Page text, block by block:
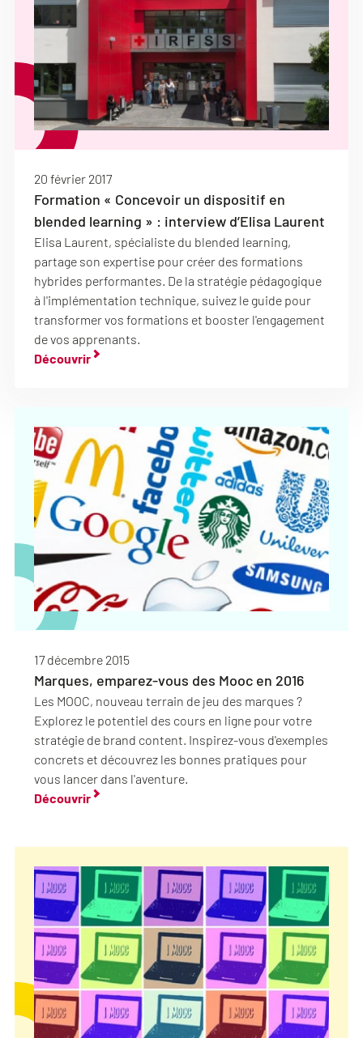
20 février 2017
Formation « Concevoir un dispositif en
blended learning » : interview d’Elisa Laurent
Elisa Laurent, spécialiste du blended learning,
partage son expertise pour créer des formations
hybrides performantes. De la stratégie pédagogique
à l'implémentation technique, suivez le guide pour
transformer vos formations et booster l'engagement
de vos apprenants.
Découvrir
17 décembre 2015
Marques, emparez-vous des Mooc en 2016
Les MOOC, nouveau terrain de jeu des marques ?
Explorez le potentiel des cours en ligne pour votre
stratégie de brand content. Inspirez-vous d'exemples
concrets et découvrez les bonnes pratiques pour
vous lancer dans l'aventure.
Découvrir